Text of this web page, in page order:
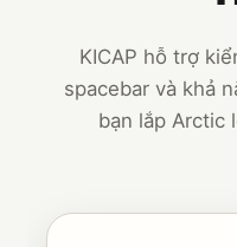
KICAP hỗ trợ
spacebar và khả
bạn lắp Arctic